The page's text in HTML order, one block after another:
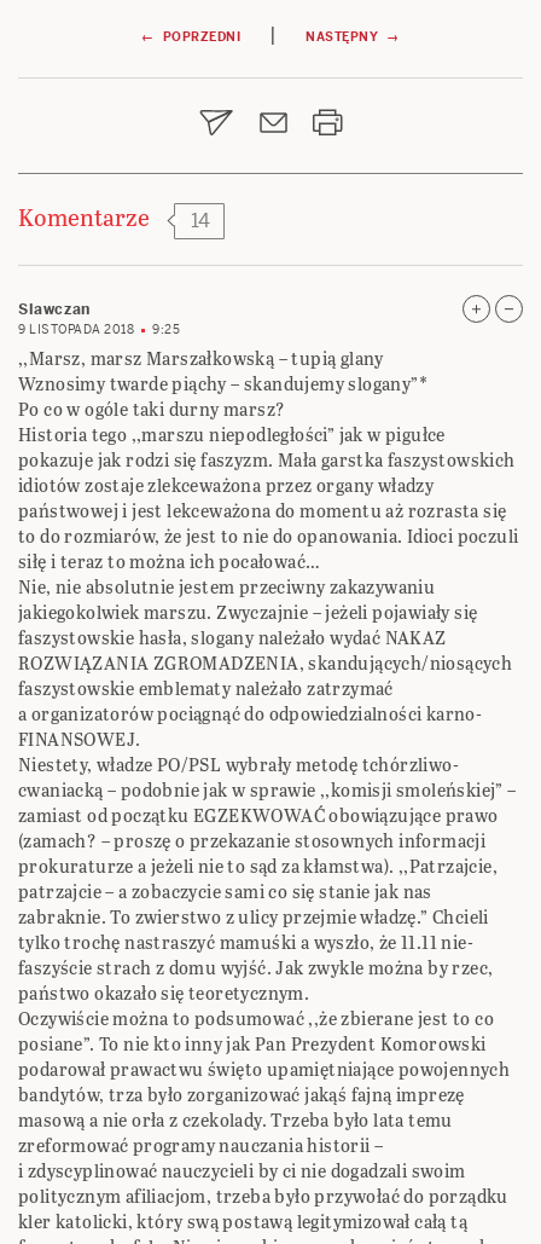
Nawigacja
wpisu
← POPRZEDNI | NASTĘPNY →
Komentarze 14
Slawczan
9 LISTOPADA 2018 9:25
,,Marsz, marsz Marszałkowską – tupią glany
Wznosimy twarde piąchy – skandujemy slogany”*
Po co w ogóle taki durny marsz?
Historia tego ,,marszu niepodległości” jak w pigułce
pokazuje jak rodzi się faszyzm. Mała garstka faszystowskich
idiotów zostaje zlekceważona przez organy władzy
państwowej i jest lekceważona do momentu aż rozrasta się
to do rozmiarów, że jest to nie do opanowania. Idioci poczuli
siłę i teraz to można ich pocałować…
Nie, nie absolutnie jestem przeciwny zakazywaniu
jakiegokolwiek marszu. Zwyczajnie – jeżeli pojawiały się
faszystowskie hasła, slogany należało wydać NAKAZ
ROZWIĄZANIA ZGROMADZENIA, skandujących/niosących
faszystowskie emblematy należało zatrzymać
a organizatorów pociągnąć do odpowiedzialności karno-
FINANSOWEJ.
Niestety, władze PO/PSL wybrały metodę tchórzliwo-
cwaniacką – podobnie jak w sprawie ,,komisji smoleńskiej” –
zamiast od początku EGZEKWOWAĆ obowiązujące prawo
(zamach? – proszę o przekazanie stosownych informacji
prokuraturze a jeżeli nie to sąd za kłamstwa). ,,Patrzajcie,
patrzajcie – a zobaczycie sami co się stanie jak nas
zabraknie. To zwierstwo z ulicy przejmie władzę.” Chcieli
tylko trochę nastraszyć mamuśki a wyszło, że 11.11 nie-
faszyście strach z domu wyjść. Jak zwykle można by rzec,
państwo okazało się teoretycznym.
Oczywiście można to podsumować ,,że zbierane jest to co
posiane”. To nie kto inny jak Pan Prezydent Komorowski
podarował prawactwu święto upamiętniające powojennych
bandytów, trza było zorganizować jakąś fajną imprezę
masową a nie orła z czekolady. Trzeba było lata temu
zreformować programy nauczania historii –
i zdyscyplinować nauczycieli by ci nie dogadzali swoim
politycznym afiliacjom, trzeba było przywołać do porządku
kler katolicki, który swą postawą legitymizował całą tą